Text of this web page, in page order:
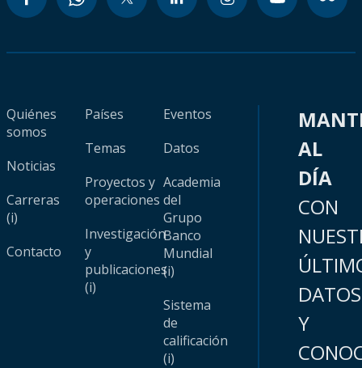
Quiénes
somos
Noticias
Carreras
(i)
Contacto
Países
Temas
Proyectos y
operaciones
Investigación
y
publicaciones
(i)
Eventos
Datos
Academia
del
Grupo
Banco
Mundial
(i)
Sistema
de
calificación
(i)
AL
DÍA
CON
DATOS
Y